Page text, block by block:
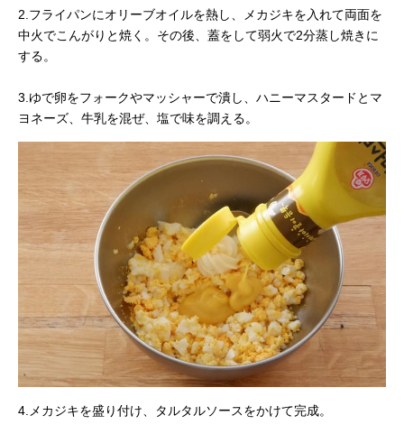
2.フライパンにオリーブオイルを熱し、メカジキを入れて両面を
中火でこんがりと焼く。その後、蓋をして弱火で2分蒸し焼きに
する。
3.ゆで卵をフォークやマッシャーで潰し、ハニーマスタードとマ
ヨネーズ、牛乳を混ぜ、塩で味を調える。
4.メカジキを盛り付け、タルタルソースをかけて完成。